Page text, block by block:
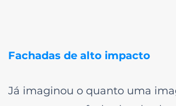
Fachadas de alto impacto
Já imaginou o quanto uma